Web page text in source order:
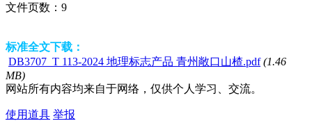
文件页数： 9
标准全文下载：
DB3707_T 113-2024 地理标志产品 青州敞口山楂.pdf (1.46
MB)
网站所有内容均来自于网络，仅供个人学习、交流。
使用道具 举报